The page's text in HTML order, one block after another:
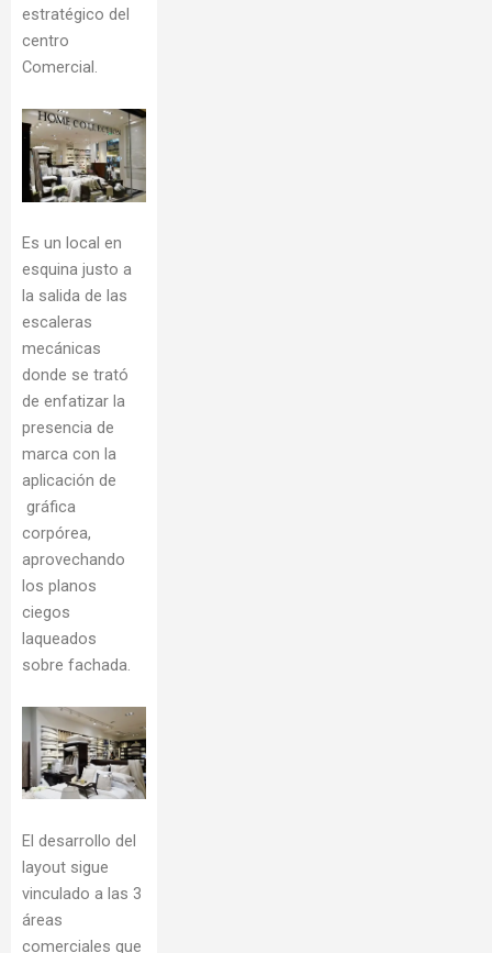
estratégico del
centro
Comercial.
Es un local en
esquina justo a
la salida de las
escaleras
mecánicas
donde se trató
de enfatizar la
presencia de
marca con la
aplicación de
gráfica
corpórea,
aprovechando
los planos
ciegos
laqueados
sobre fachada.
El desarrollo del
layout sigue
vinculado a las 3
áreas
comerciales que